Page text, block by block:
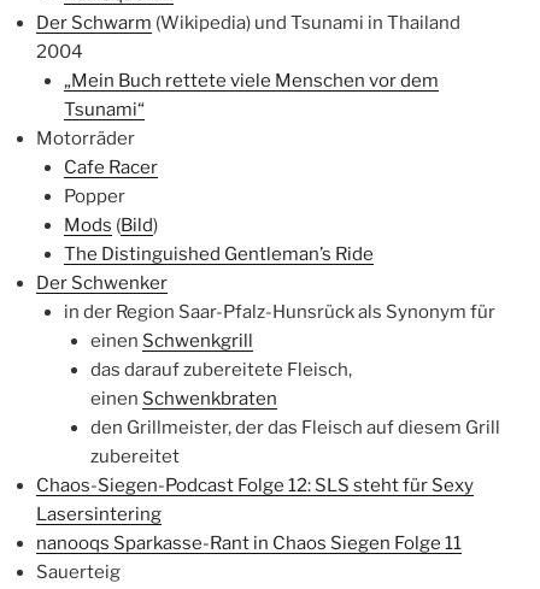
Der Schwarm (Wikipedia) und Tsunami in Thailand
2004
„Mein Buch rettete viele Menschen vor dem
Tsunami“
Motorräder
Cafe Racer
Popper
Mods (Bild)
The Distinguished Gentleman’s Ride
Der Schwenker
in der Region Saar-Pfalz-Hunsrück als Synonym für
einen Schwenkgrill
das darauf zubereitete Fleisch,
einen Schwenkbraten
den Grillmeister, der das Fleisch auf diesem Grill
zubereitet
Chaos-Siegen-Podcast Folge 12: SLS steht für Sexy
Lasersintering
nanooqs Sparkasse-Rant in Chaos Siegen Folge 11
Sauerteig